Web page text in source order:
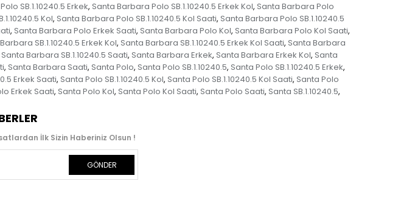
SB.1.10240.5 Erkek, Santa Barbara Polo SB.1.10240.5 Erkek Kol, Santa Barbara Polo
Kol, Santa Barbara Polo SB.1.10240.5 Kol Saati, Santa Barbara Polo SB.1.10240.5
, Santa Barbara Polo Erkek Saati, Santa Barbara Polo Kol, Santa Barbara Polo Kol Saati,
SB.1.10240.5 Erkek Kol, Santa Barbara SB.1.10240.5 Erkek Kol Saati, Santa Barbara
Santa Barbara SB.1.10240.5 Saati, Santa Barbara Erkek, Santa Barbara Erkek Kol, Santa
, Santa Barbara Saati, Santa Polo, Santa Polo SB.1.10240.5, Santa Polo SB.1.10240.5 Erkek,
Erkek Saati, Santa Polo SB.1.10240.5 Kol, Santa Polo SB.1.10240.5 Kol Saati, Santa Polo
Erkek Saati, Santa Polo Kol, Santa Polo Kol Saati, Santa Polo Saati, Santa SB.1.10240.5,
İlk Sizin Haberiniz Olsun !
GÖNDER